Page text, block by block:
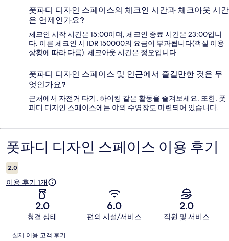
폿파디 디자인 스페이스의 체크인 시간과 체크아웃 시간
은 언제인가요?
체크인 시작 시간은 15:00이며, 체크인 종료 시간은 23:00입니
다. 이른 체크인 시 IDR 150000의 요금이 부과됩니다(객실 이용
상황에 따라 다름). 체크아웃 시간은 정오입니다.
폿파디 디자인 스페이스 및 인근에서 즐길만한 것은 무
엇인가요?
근처에서 자전거 타기, 하이킹 같은 활동을 즐겨보세요. 또한, 폿
파디 디자인 스페이스에는 야외 수영장도 마련되어 있습니다.
이
용
후
폿파디 디자인 스페이스 이용 후기
2.0
이용 후기 1개
2.0
청결 상태
6.0
편의 시설/서비스
2.0
직원 및 서비스
이
실제 이용 고객 후기